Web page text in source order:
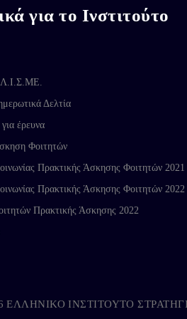
για το Ινστιτούτο
Δελτία
έρευνα
Φοιτητών
Πρακτικής Άσκησης Φοιτητών 2021
Πρακτικής Άσκησης Φοιτητών 2022
Πρακτικής Άσκησης 2022
ΕΛΛΗΝΙΚΟ ΙΝΣΤΙΤΟΥΤΟ